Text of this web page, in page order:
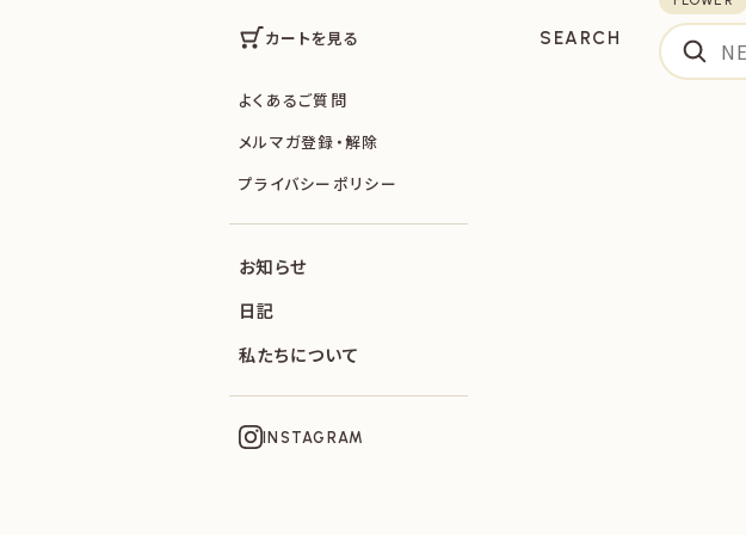
SEARCH
カートを見る
よくあるご質問
メルマガ登録・解除
プライバシーポリシー
お知らせ
日記
私たちについて
INSTAGRAM